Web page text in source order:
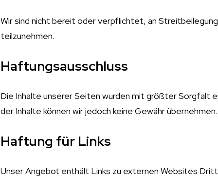
Wir sind nicht bereit oder verpflichtet, an
teilzunehmen.
Haftungsausschluss
Die Inhalte unserer Seiten wurden mit größter Sorgfalt
der Inhalte können wir jedoch keine Gewähr übernehmen.
Haftung für Links
Unser Angebot enthält Links zu externen Websites